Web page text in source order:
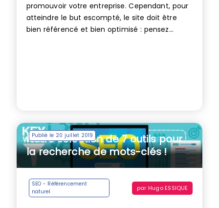
promouvoir votre entreprise. Cependant, pour
atteindre le but escompté, le site doit être
bien référencé et bien optimisé : pensez...
Publié le 20 juillet 2019
Notre sélection de 7 outils pour
la recherche de mots-clés !
SEO - Référencement
naturel
par Hugo ESSIQUE